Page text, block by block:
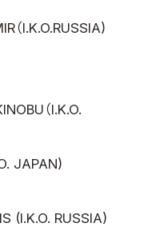
（I.K.O.RUSSIA)
（I.K.O.
JAPAN)
(I.K.O. RUSSIA)